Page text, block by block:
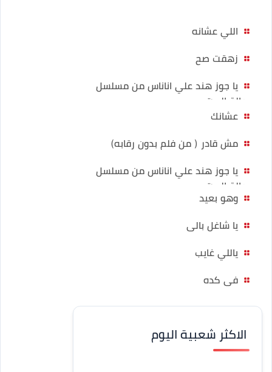
اللي عشانه
زهقت صح
يا جوز هند علي اناناس من مسلسل
رجالة البيت
عشانك
مش قادر ( من فلم بدون رقابه)
يا جوز هند علي اناناس من مسلسل
رجالة البيت
وهو بعيد
يا شاغل بالى
ياللي غايب
فى كده
الاكثر شعبية اليوم